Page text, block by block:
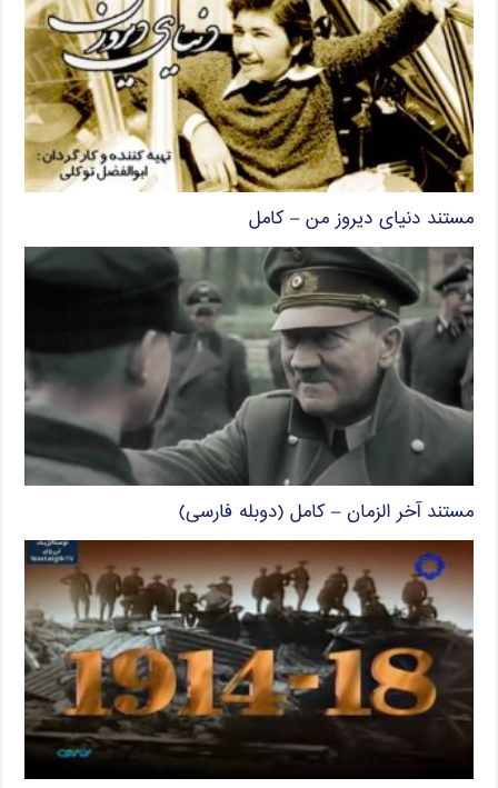
مستند دنیای دیروز من – کامل
مستند آخر الزمان – کامل (دوبله فارسی)